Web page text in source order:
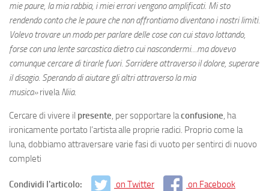
mie paure, la mia rabbia, i miei errori vengono amplificati. Mi sto
rendendo conto che le paure che non affrontiamo diventano i nostri limiti.
Volevo trovare un modo per parlare delle cose con cui stavo lottando,
forse con una lente sarcastica dietro cui nascondermi…ma dovevo
comunque cercare di tirarle fuori. Sorridere attraverso il dolore, superare
il disagio. Sperando di aiutare gli altri attraverso la mia
musica»rivelaNiia.
Cercare di vivere il presente, per sopportare laconfusione, ha
ironicamente portato l’artista alle proprie radici. Proprio come la
luna, dobbiamo attraversare varie fasi di vuoto per sentirci di nuovo
completi
Condividi l'articolo: on Twitter on Facebook